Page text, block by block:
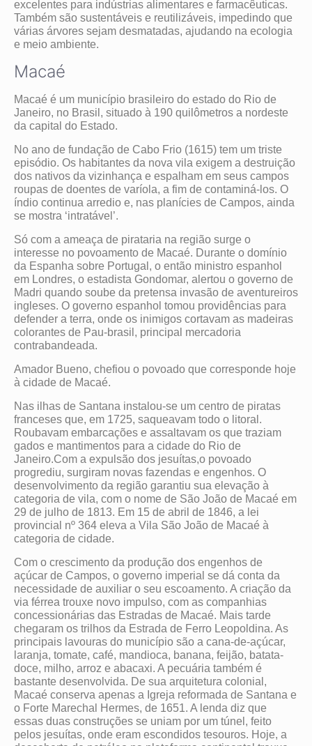
excelentes para indústrias alimentares e farmacêuticas.
Também são sustentáveis e reutilizáveis, impedindo que
várias árvores sejam desmatadas, ajudando na ecologia
e meio ambiente.
Macaé
Macaé é um município brasileiro do estado do Rio de
Janeiro, no Brasil, situado à 190 quilômetros a nordeste
da capital do Estado.
No ano de fundação de Cabo Frio (1615) tem um triste
episódio. Os habitantes da nova vila exigem a destruição
dos nativos da vizinhança e espalham em seus campos
roupas de doentes de varíola, a fim de contaminá-los. O
índio continua arredio e, nas planícies de Campos, ainda
se mostra ‘intratável’.
Só com a ameaça de pirataria na região surge o
interesse no povoamento de Macaé. Durante o domínio
da Espanha sobre Portugal, o então ministro espanhol
em Londres, o estadista Gondomar, alertou o governo de
Madri quando soube da pretensa invasão de aventureiros
ingleses. O governo espanhol tomou providências para
defender a terra, onde os inimigos cortavam as madeiras
colorantes de Pau-brasil, principal mercadoria
contrabandeada.
Amador Bueno, chefiou o povoado que corresponde hoje
à cidade de Macaé.
Nas ilhas de Santana instalou-se um centro de piratas
franceses que, em 1725, saqueavam todo o litoral.
Roubavam embarcações e assaltavam os que traziam
gados e mantimentos para a cidade do Rio de
Janeiro.Com a expulsão dos jesuítas,o povoado
progrediu, surgiram novas fazendas e engenhos. O
desenvolvimento da região garantiu sua elevação à
categoria de vila, com o nome de São João de Macaé em
29 de julho de 1813. Em 15 de abril de 1846, a lei
provincial nº 364 eleva a Vila São João de Macaé à
categoria de cidade.
Com o crescimento da produção dos engenhos de
açúcar de Campos, o governo imperial se dá conta da
necessidade de auxiliar o seu escoamento. A criação da
via férrea trouxe novo impulso, com as companhias
concessionárias das Estradas de Macaé. Mais tarde
chegaram os trilhos da Estrada de Ferro Leopoldina. As
principais lavouras do município são a cana-de-açúcar,
laranja, tomate, café, mandioca, banana, feijão, batata-
doce, milho, arroz e abacaxi. A pecuária também é
bastante desenvolvida. De sua arquitetura colonial,
Macaé conserva apenas a Igreja reformada de Santana e
o Forte Marechal Hermes, de 1651. A lenda diz que
essas duas construções se uniam por um túnel, feito
pelos jesuítas, onde eram escondidos tesouros. Hoje, a